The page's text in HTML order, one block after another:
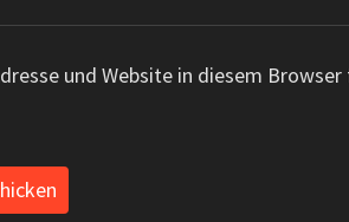
und Website in diesem